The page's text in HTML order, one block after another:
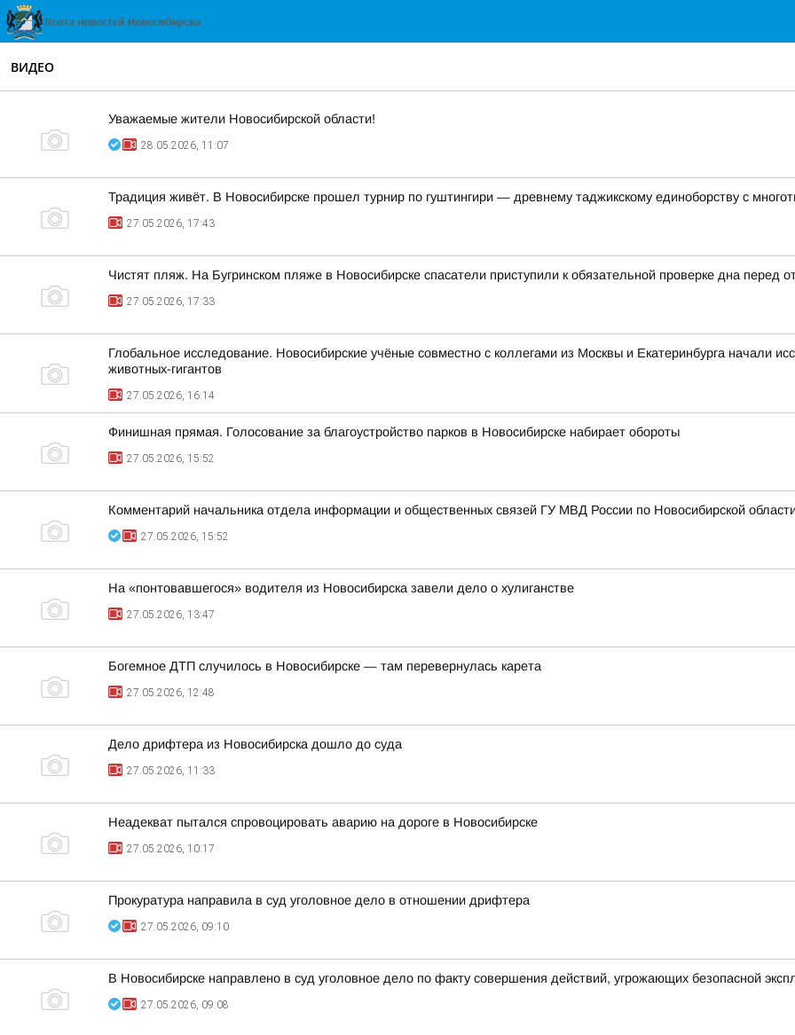
ВИДЕО
Уважаемые жители Новосибирской области!
28.05.2026, 11:07
Традиция живёт. В Новосибирске прошел турнир по гуштингири — древнему таджикскому единоборству с
27.05.2026, 17:43
Чистят пляж. На Бугринском пляже в Новосибирске спасатели приступили к обязательной проверке дна перед
27.05.2026, 17:33
Глобальное исследование. Новосибирские учёные совместно с коллегами из Москвы и Екатеринбурга начали
животных-гигантов
27.05.2026, 16:14
Финишная прямая. Голосование за благоустройство парков в Новосибирске набирает обороты
27.05.2026, 15:52
Комментарий начальника отдела информации и общественных связей ГУ МВД России по Новосибирской
27.05.2026, 15:52
На «понтовавшегося» водителя из Новосибирска завели дело о хулиганстве
27.05.2026, 13:47
Богемное ДТП случилось в Новосибирске — там перевернулась карета
27.05.2026, 12:48
Дело дрифтера из Новосибирска дошло до суда
27.05.2026, 11:33
Неадекват пытался спровоцировать аварию на дороге в Новосибирске
27.05.2026, 10:17
Прокуратура направила в суд уголовное дело в отношении дрифтера
27.05.2026, 09:10
В Новосибирске направлено в суд уголовное дело по факту совершения действий, угрожающих безопасной
27.05.2026, 09:08